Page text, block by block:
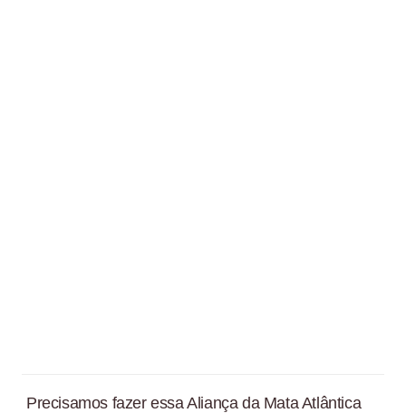
Precisamos fazer essa Aliança da Mata Atlântica